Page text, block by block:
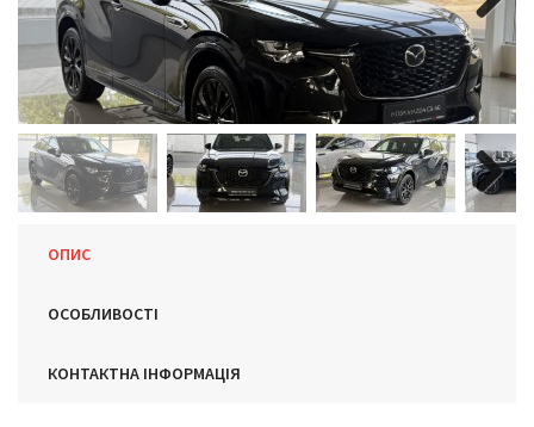
Next
Next
ОПИС
ОСОБЛИВОСТІ
КОНТАКТНА ІНФОРМАЦІЯ